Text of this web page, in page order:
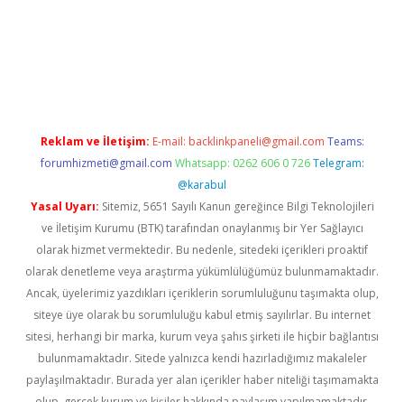
Reklam ve İletişim: E-mail: backlinkpaneli@gmail.com Teams:
forumhizmeti@gmail.com Whatsapp: 0262 606 0 726 Telegram:
@karabul
Yasal Uyarı: Sitemiz, 5651 Sayılı Kanun gereğince Bilgi Teknolojileri
ve İletişim Kurumu (BTK) tarafından onaylanmış bir Yer Sağlayıcı
olarak hizmet vermektedir. Bu nedenle, sitedeki içerikleri proaktif
olarak denetleme veya araştırma yükümlülüğümüz bulunmamaktadır.
Ancak, üyelerimiz yazdıkları içeriklerin sorumluluğunu taşımakta olup,
siteye üye olarak bu sorumluluğu kabul etmiş sayılırlar. Bu internet
sitesi, herhangi bir marka, kurum veya şahıs şirketi ile hiçbir bağlantısı
bulunmamaktadır. Sitede yalnızca kendi hazırladığımız makaleler
paylaşılmaktadır. Burada yer alan içerikler haber niteliği taşımamakta